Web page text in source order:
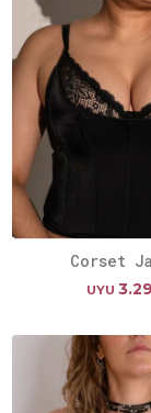
Corset
UYU